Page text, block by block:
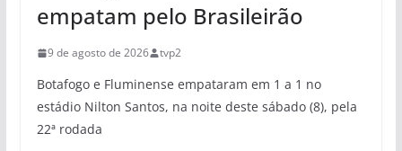
empatam pelo Brasileirão
9 de agosto de 2026 tvp2
Botafogo e Fluminense empataram em 1 a 1 no
estádio Nilton Santos, na noite deste sábado (8), pela
22ª rodada